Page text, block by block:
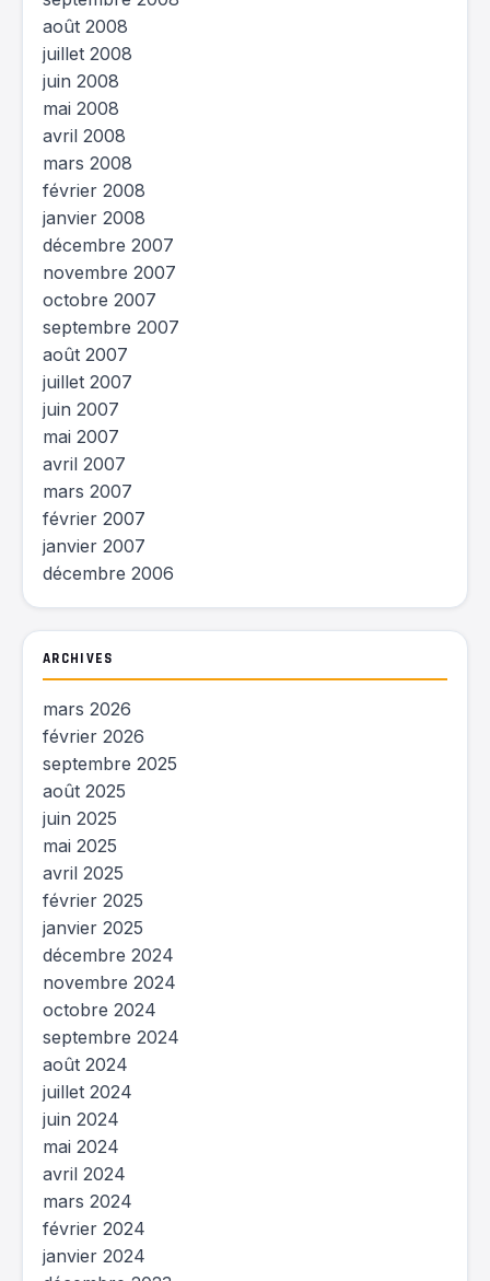
août 2008
juillet 2008
juin 2008
mai 2008
avril 2008
mars 2008
février 2008
janvier 2008
décembre 2007
novembre 2007
octobre 2007
septembre 2007
août 2007
juillet 2007
juin 2007
mai 2007
avril 2007
mars 2007
février 2007
janvier 2007
décembre 2006
ARCHIVES
mars 2026
février 2026
septembre 2025
août 2025
juin 2025
mai 2025
avril 2025
février 2025
janvier 2025
décembre 2024
novembre 2024
octobre 2024
septembre 2024
août 2024
juillet 2024
juin 2024
mai 2024
avril 2024
mars 2024
février 2024
janvier 2024